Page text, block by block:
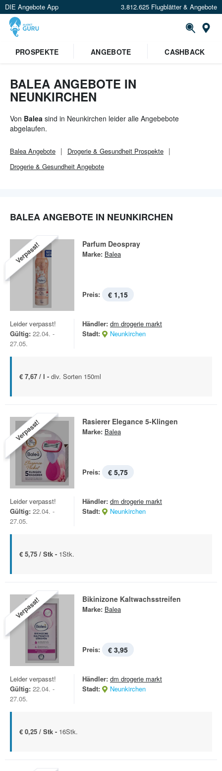
DIE Angebote App 3.812.625 Flugblätter & Angebote
Standort festlegen
PROSPEKTE ANGEBOTE CASHBACK
BALEA ANGEBOTE IN
NEUNKIRCHEN
Von Balea sind in Neunkirchen leider alle Angebebote
abgelaufen.
Balea Angebote Drogerie & Gesundheit Prospekte
Drogerie & Gesundheit Angebote
BALEA ANGEBOTE IN NEUNKIRCHEN
Verpasst! Parfum Deospray
Marke: Balea
Preis: € 1,15
Leider verpasst!
Gültig: 22.04. -
27.05.
Händler: dm drogerie markt
Stadt:
Neunkirchen
€ 7,67 / l - div. Sorten 150ml
Verpasst! Rasierer Elegance 5-Klingen
Marke: Balea
Preis: € 5,75
Leider verpasst!
Gültig: 22.04. -
27.05.
Händler: dm drogerie markt
Stadt:
Neunkirchen
€ 5,75 / Stk - 1Stk.
Verpasst! Bikinizone Kaltwachsstreifen
Marke: Balea
Preis: € 3,95
Leider verpasst!
Gültig: 22.04. -
27.05.
Händler: dm drogerie markt
Stadt:
Neunkirchen
€ 0,25 / Stk - 16Stk.